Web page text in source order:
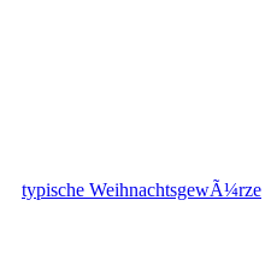
typische WeihnachtsgewÃ¼rze